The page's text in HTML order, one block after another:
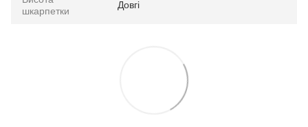
шкарпетки
Довгі